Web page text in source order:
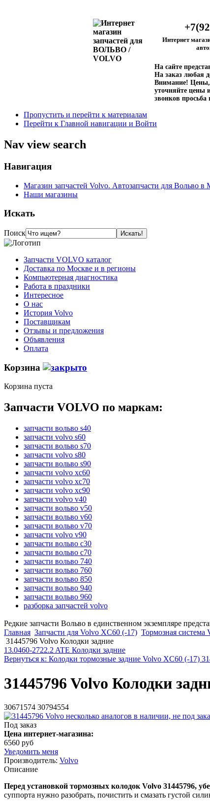
Интернет
На сайте
На заказ любая
Внимание! Цены,
уточняйте цены
звонков
Пропустить и перейти к материалам
Перейти к Главной навигации и Войти
Nav view search
Навигация
Магазин запчастей Volvo. Автозапчасти для Вольво в
Наши магазины
Искать
Поиск
Запчасти VOLVO каталог
Доставка по Москве и в регионы
Компьютерная диагностика
Работа в праздники
Интересное
О нас
История Volvo
Поставщикам
Отзывы и предложения
Объявления
Оплата
Корзина
Корзина пуста
Запчасти VOLVO по маркам:
запчасти вольво s40
запчасти volvo s60
запчасти вольво s70
запчасти volvo s80
запчасти вольво s90
запчасти volvo xc60
запчасти volvo xc70
запчасти volvo xc90
запчасти volvo v40
запчасти вольво v50
запчасти вольво v60
запчасти вольво v70
запчасти volvo v90
запчасти вольво c30
запчасти вольво c70
запчасти вольво 740
запчасти вольво 760
запчасти вольво 850
запчасти вольво 940
запчасти вольво 960
разборка запчастей volvo
Редкие запчасти Вольво в единственном экземпляре
Главная Запчасти для Volvo XC60 (-17) Тормозная система
31445796 Volvo Колодки задние
13.0460-2722.2 ATE Колодки задние
Вернуться к: Колодки тормозные задние Volvo XC60 (-17)
31445796 Volvo Колодки
30671574 30794554
Под заказ
Цена интернет-магазина:
6560 руб
Уведомить меня
Производитель: Volvo
Описание
Перед установкой тормозных колодок Volvo 31445796,
суппорта нужно разобрать, почистить и смазать густой